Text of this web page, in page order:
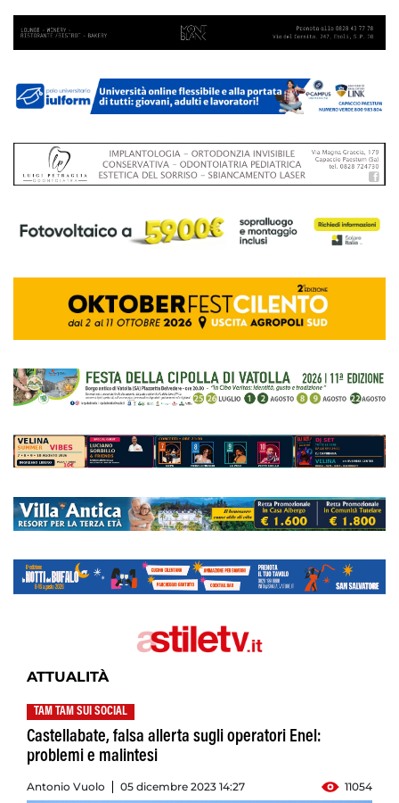
ATTUALITÀ
TAM TAM SUI SOCIAL
Castellabate, falsa allerta sugli operatori Enel:
problemi e malintesi
Antonio Vuolo 05 dicembre 2023 14:27 11054